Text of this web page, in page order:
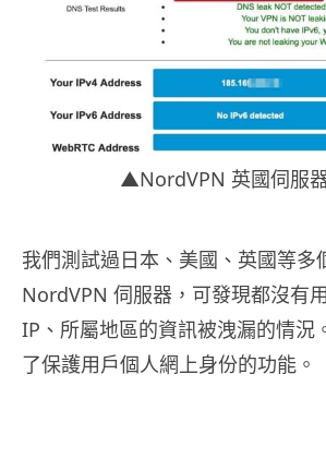
▲NordVPN 英國伺服
我們測試過日本、美國、英國等多
NordVPN 伺服器，可發現都沒有
IP、所屬地區的資訊被洩漏的情況
了保護用戶個人網上身份的功能。